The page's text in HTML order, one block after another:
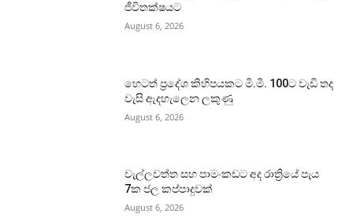
ජීවිතක්ෂයට
August 6, 2026
හෙටත් ප්‍රදේශ කිහිපයකට මි.මී. 100ට වැඩි තද
වැසි ඇදහැලෙන ලකුණු
August 6, 2026
වැල්ලවත්ත සහ පාමංකඩට අද රාත්‍රියේ පැය
7ක ජල කප්පාදුවක්
August 6, 2026